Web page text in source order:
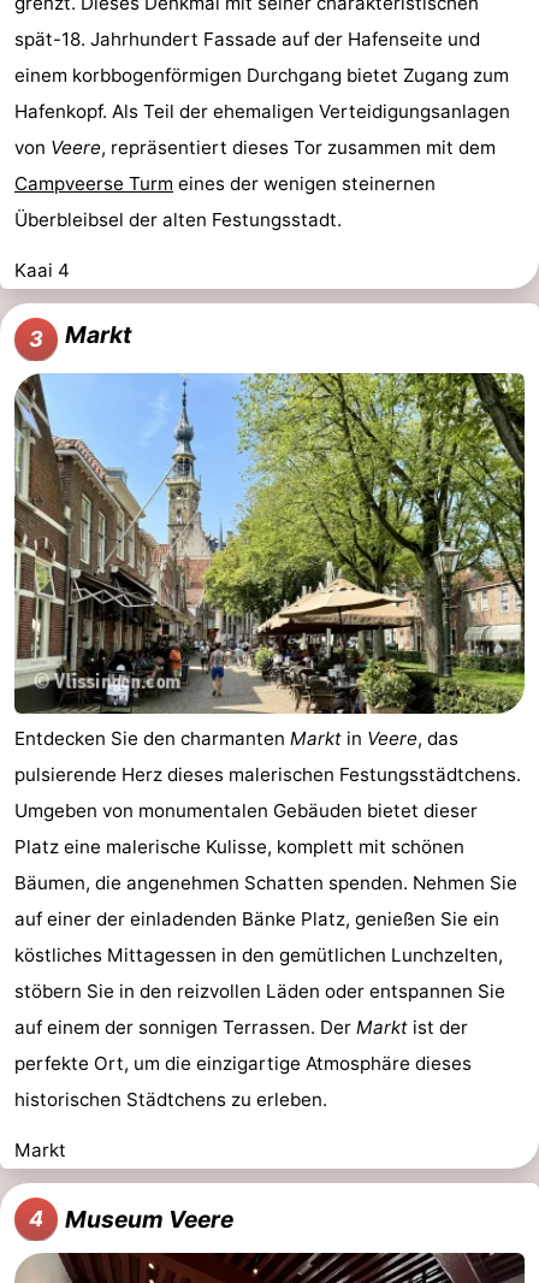
spät-18. Jahrhundert Fassade auf der Hafenseite und
einem korbbogenförmigen Durchgang bietet Zugang zum
Hafenkopf. Als Teil der ehemaligen Verteidigungsanlagen
von Veere, repräsentiert dieses Tor zusammen mit dem
Campveerse Turm eines der wenigen steinernen
Überbleibsel der alten Festungsstadt.
Kaai 4
3 Markt
Entdecken Sie den charmanten Markt in Veere, das
pulsierende Herz dieses malerischen Festungsstädtchens.
Umgeben von monumentalen Gebäuden bietet dieser
Platz eine malerische Kulisse, komplett mit schönen
Bäumen, die angenehmen Schatten spenden. Nehmen Sie
auf einer der einladenden Bänke Platz, genießen Sie ein
köstliches Mittagessen in den gemütlichen Lunchzelten,
stöbern Sie in den reizvollen Läden oder entspannen Sie
auf einem der sonnigen Terrassen. Der Markt ist der
perfekte Ort, um die einzigartige Atmosphäre dieses
historischen Städtchens zu erleben.
Markt
4 Museum Veere